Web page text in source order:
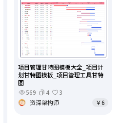
项目管理甘特图模板大全_项目计
划甘特图模板_项目管理工具甘特
图
569
4
3
资深架构师
￥6